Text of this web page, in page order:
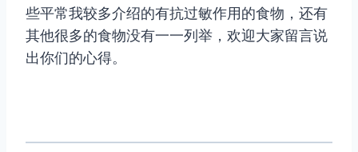
些平常我较多介绍的有抗过敏作用的食物，还有
其他很多的食物没有一一列举，欢迎大家留言说
出你们的心得。